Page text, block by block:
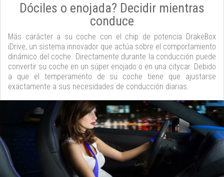
Dóciles o enojada? Decidir mientras
conduce
Más carácter a su coche con el chip de potencia DrakeBox
iDrive, un sistema innovador que actúa sobre el comportamiento
dinámico del coche. Directamente durante la conducción puede
convertir su coche en un súper enojado o en una citycar. Debido
a que el temperamento de su coche tiene que ajustarse
exactamente a sus necesidades de conducción diarias.